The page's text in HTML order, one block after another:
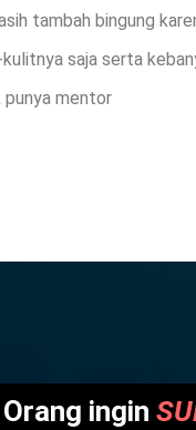
tambah bingung
saja serta
punya mentor
ingin